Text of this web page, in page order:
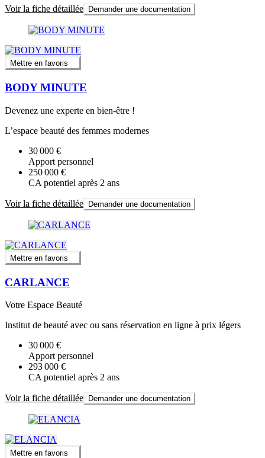
Voir la fiche détaillée Demander une documentation
Mettre en favoris
BODY MINUTE
Devenez une experte en bien-être !
L’espace beauté des femmes modernes
30 000 €
Apport personnel
250 000 €
CA potentiel après 2 ans
Voir la fiche détaillée Demander une documentation
Mettre en favoris
CARLANCE
Votre Espace Beauté
Institut de beauté avec ou sans réservation en ligne à prix légers
30 000 €
Apport personnel
293 000 €
CA potentiel après 2 ans
Voir la fiche détaillée Demander une documentation
Mettre en favoris